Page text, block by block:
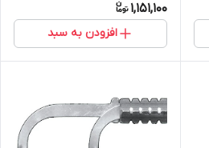
1,151,100
افزودن به سبد